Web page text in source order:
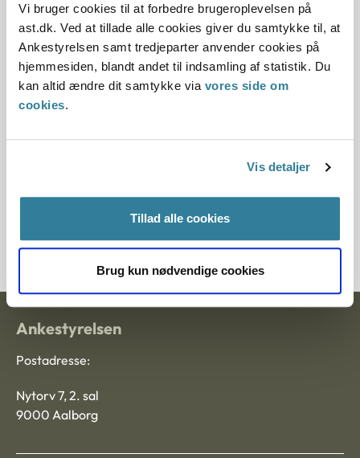
Vi bruger cookies til at forbedre brugeroplevelsen på
ast.dk. Ved at tillade alle cookies giver du samtykke til, at
Ankestyrelsen samt tredjeparter anvender cookies på
hjemmesiden, blandt andet til indsamling af statistik. Du
kan altid ændre dit samtykke via vores side om
cookies.
Vis detaljer
Tillad alle cookies
Brug kun nødvendige cookies
15.12.1992
Offentliggørelsesdato
12.07.2013
Journalnummer
Ankestyrelsen
Postadresse:
Nytorv 7, 2. sal
9000 Aalborg